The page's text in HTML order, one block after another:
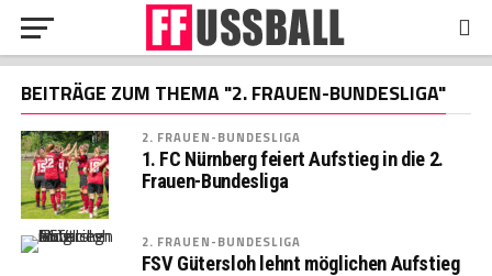
BEITRÄGE ZUM THEMA "2. FRAUEN-BUNDESLIGA"
2. FRAUEN-BUNDESLIGA
1. FC Nürnberg feiert Aufstieg in die 2.
Frauen-Bundesliga
2. FRAUEN-BUNDESLIGA
FSV Gütersloh lehnt möglichen Aufstieg